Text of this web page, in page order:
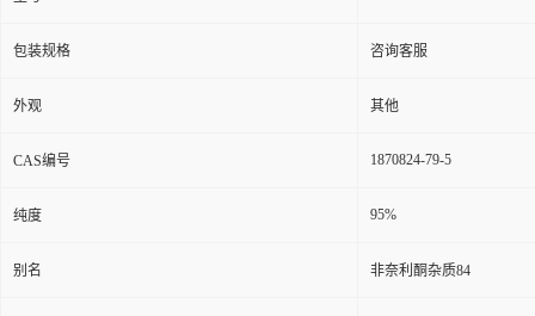
包装规格 咨询客服
外观 其他
CAS编号 1870824-79-5
纯度 95%
别名 非奈利酮杂质84